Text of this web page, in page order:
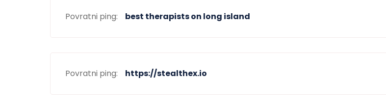
Povratni ping: best therapists on long island
Povratni ping: https://stealthex.io